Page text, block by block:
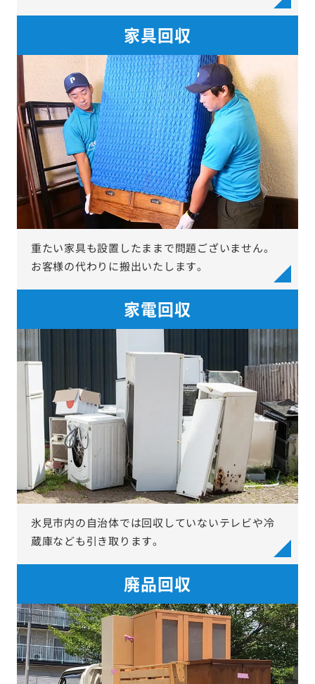
家具回収
重たい家具も設置したままで問題ございません。
お客様の代わりに搬出いたします。
家電回収
氷見市内の自治体では回収していないテレビや冷
蔵庫なども引き取ります。
廃品回収